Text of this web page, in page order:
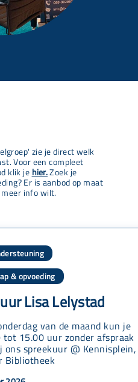
zie je direct welk
Voor een compleet
klik je hier.Zoek je
Er is aanbod op maat
info wilt.
& opvoeding
Lisa Lelystad
van de maand kun je
tot 15.00 uur zonder afspraak
spreekuur @ Kennisplein,
Bibliotheek